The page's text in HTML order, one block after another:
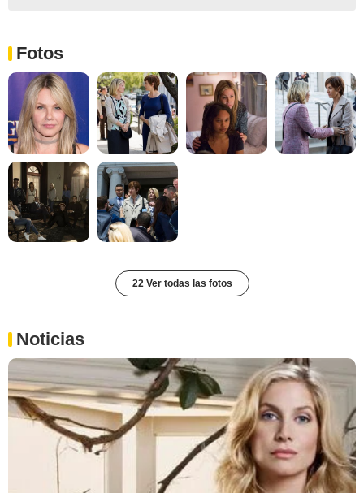
Fotos
22 Ver todas las fotos
Noticias